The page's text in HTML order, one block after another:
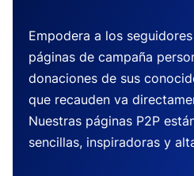
Empodera a los
páginas de campaña
donaciones de sus
que recauden va
Nuestras páginas P2P
sencillas, inspiradoras y